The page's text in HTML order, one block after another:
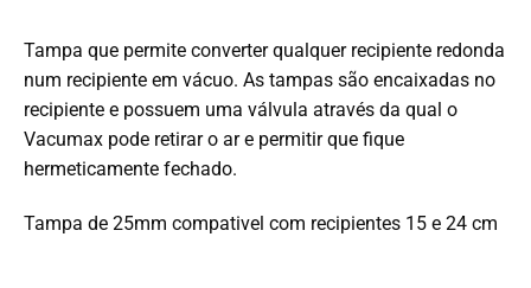
Tampa que permite converter qualquer recipiente redonda
num recipiente em vácuo. As tampas são encaixadas no
recipiente e possuem uma válvula através da qual o
Vacumax pode retirar o ar e permitir que fique
hermeticamente fechado.
Tampa de 25mm compativel com recipientes 15 e 24 cm